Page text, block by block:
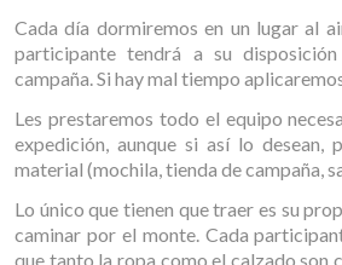
Cada día dormiremos en un lugar al
participante tendrá a su
campaña. Si hay mal tiempo
Les prestaremos todo el equipo
expedición, aunque si así lo desean,
material (mochila, tienda de campaña,
Lo único que tienen que traer es su
caminar por el monte. Cada
que tanto la ropa como el calzado son